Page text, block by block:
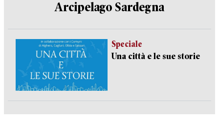
Arcipelago Sardegna
Speciale
Una città e le sue storie